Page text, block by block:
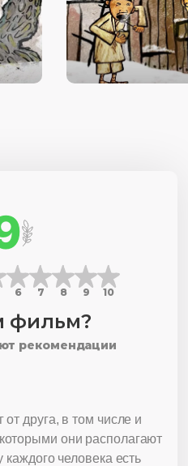
6 7 8 9 10
фильм?
рекомендации
друга, в том числе и
они располагают
каждого человека есть